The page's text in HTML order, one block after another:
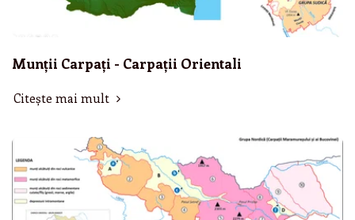
Munții Carpați - Carpații Orientali
Citește mai mult